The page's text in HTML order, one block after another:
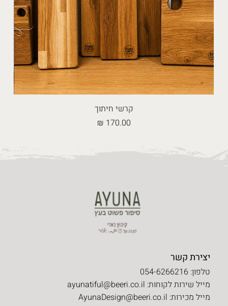
קרשי חיתוך
מחיר
יצירת קשר
טלפון: 054-6266216
מייל שירות לקוחות: ayunatiful@beeri.co.il
מייל מכירות: AyunaDesign@beeri.co.il